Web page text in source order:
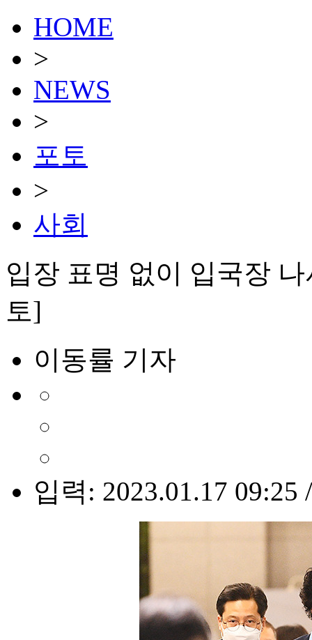
HOME
>
NEWS
>
포토
>
사회
입장 표명 없이 입국장
토]
이동률 기자
입력: 2023.01.17 09:25